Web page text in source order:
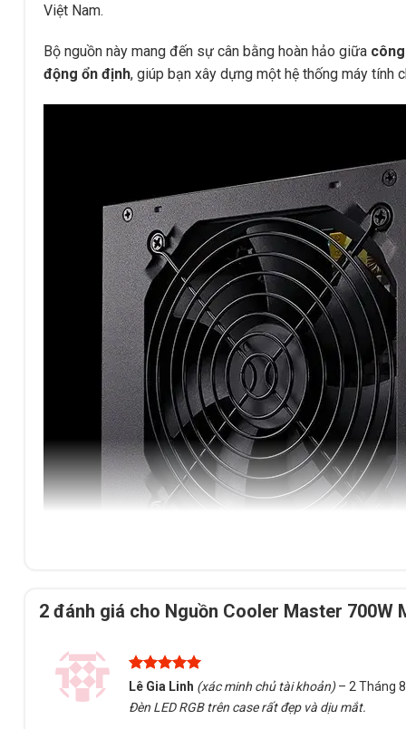
Việt Nam.
Bộ nguồn này mang đến sự cân bằng hoàn hảo giữa
động ổn định, giúp bạn xây dựng một hệ thống máy tính
2 đánh giá cho Nguồn Cooler Master 700W
Được xếp
sao
Lê Gia Linh (xác minh chủ tài khoản) – 2 Tháng
Đèn LED RGB trên case rất đẹp và dịu mắt.